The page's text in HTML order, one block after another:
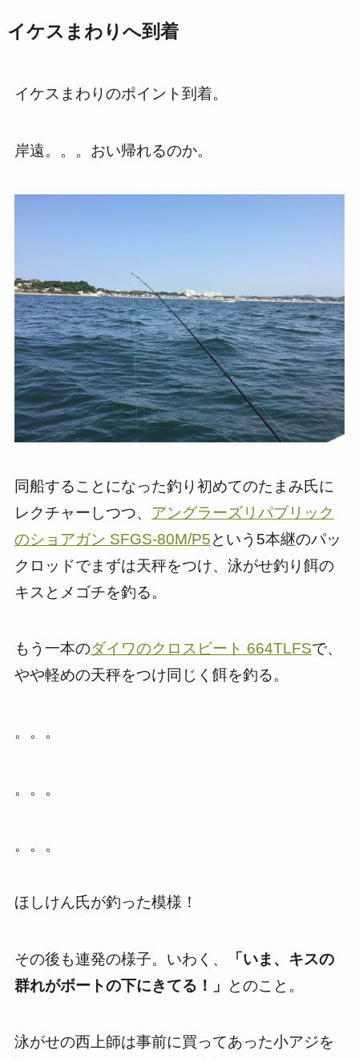
イケスまわりへ到着
イケスまわりのポイント到着。
岸遠。。。おい帰れるのか。
同船することになった釣り初めてのたまみ氏に
レクチャーしつつ、 アングラーズリパブリック
のショアガン SFGS-80M/P5という5本継のパッ
クロッドでまずは天秤をつけ、泳がせ釣り餌の
キスとメゴチを釣る。
もう一本のダイワのクロスビート 664TLFSで、
やや軽めの天秤をつけ同じく餌を釣る。
。。。
。。。
。。。
ほしけん氏が釣った模様！
その後も連発の様子。いわく、
「いま、キスの
群れがボートの下にきてる！」
とのこと。
泳がせの西上師は事前に買ってあった小アジを